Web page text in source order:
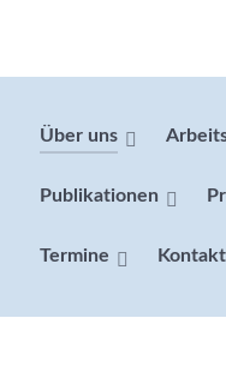
Über uns
Publikationen
Termine Kontakt